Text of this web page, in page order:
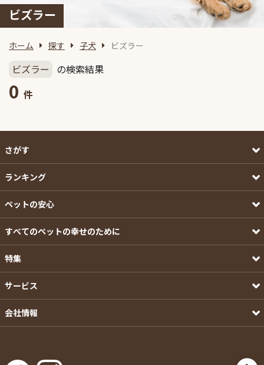
ビズラー
ホーム 探す 子犬 ビズラー
ビズラー の検索結果
0 件
さがす
ランキング
ペットの安心
すべてのペットの幸せのために
特集
サービス
会社情報